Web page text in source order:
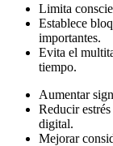
Limita
Establece
importantes.
Evita el
tiempo.
Aumentar
Reducir
digital.
Mejorar